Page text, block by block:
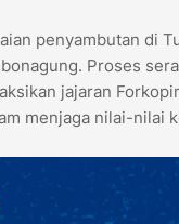
penyambutan di
Proses
jajaran
menjaga nilai-nilai